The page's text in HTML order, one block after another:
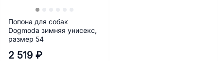
Попона для собак
Dogmoda зимняя унисекс,
размер 54
2 519 ₽